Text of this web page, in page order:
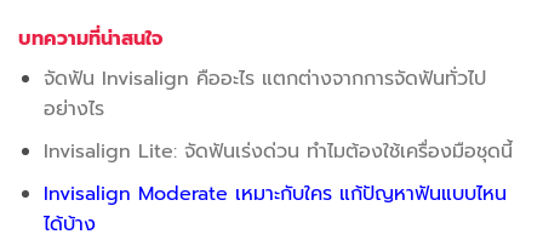
บทความที่น่าสนใจ
จัดฟัน Invisalign คืออะไร แตกต่างจากการจัดฟันทั่วไป
อย่างไร
Invisalign Lite: จัดฟันเร่งด่วน ทำไมต้องใช้เครื่องมือชุดนี้
Invisalign Moderate เหมาะกับใคร แก้ปัญหาฟันแบบไหน
ได้บ้าง